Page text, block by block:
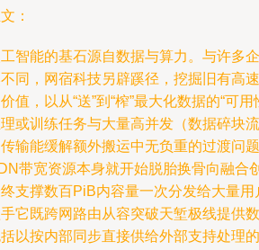
：
智能的基石源自数据与算力。与许多
同，网宿科技另辟蹊径，挖掘旧有高
值，以从“送”到“榨”最大化数据的“可
或训练任务与大量高并发（数据碎块
输能缓解额外搬运中无负重的过渡问
带宽资源本身就开始脱胎换骨向融合
支撑数百PiB内容量一次分发给大量
它既跨网路由从容突破天堑极线提供
以按内部同步直接供给外部支持处理